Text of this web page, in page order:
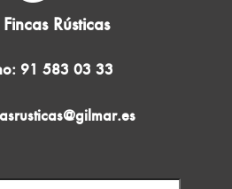
Rústicas
91 583 03 33